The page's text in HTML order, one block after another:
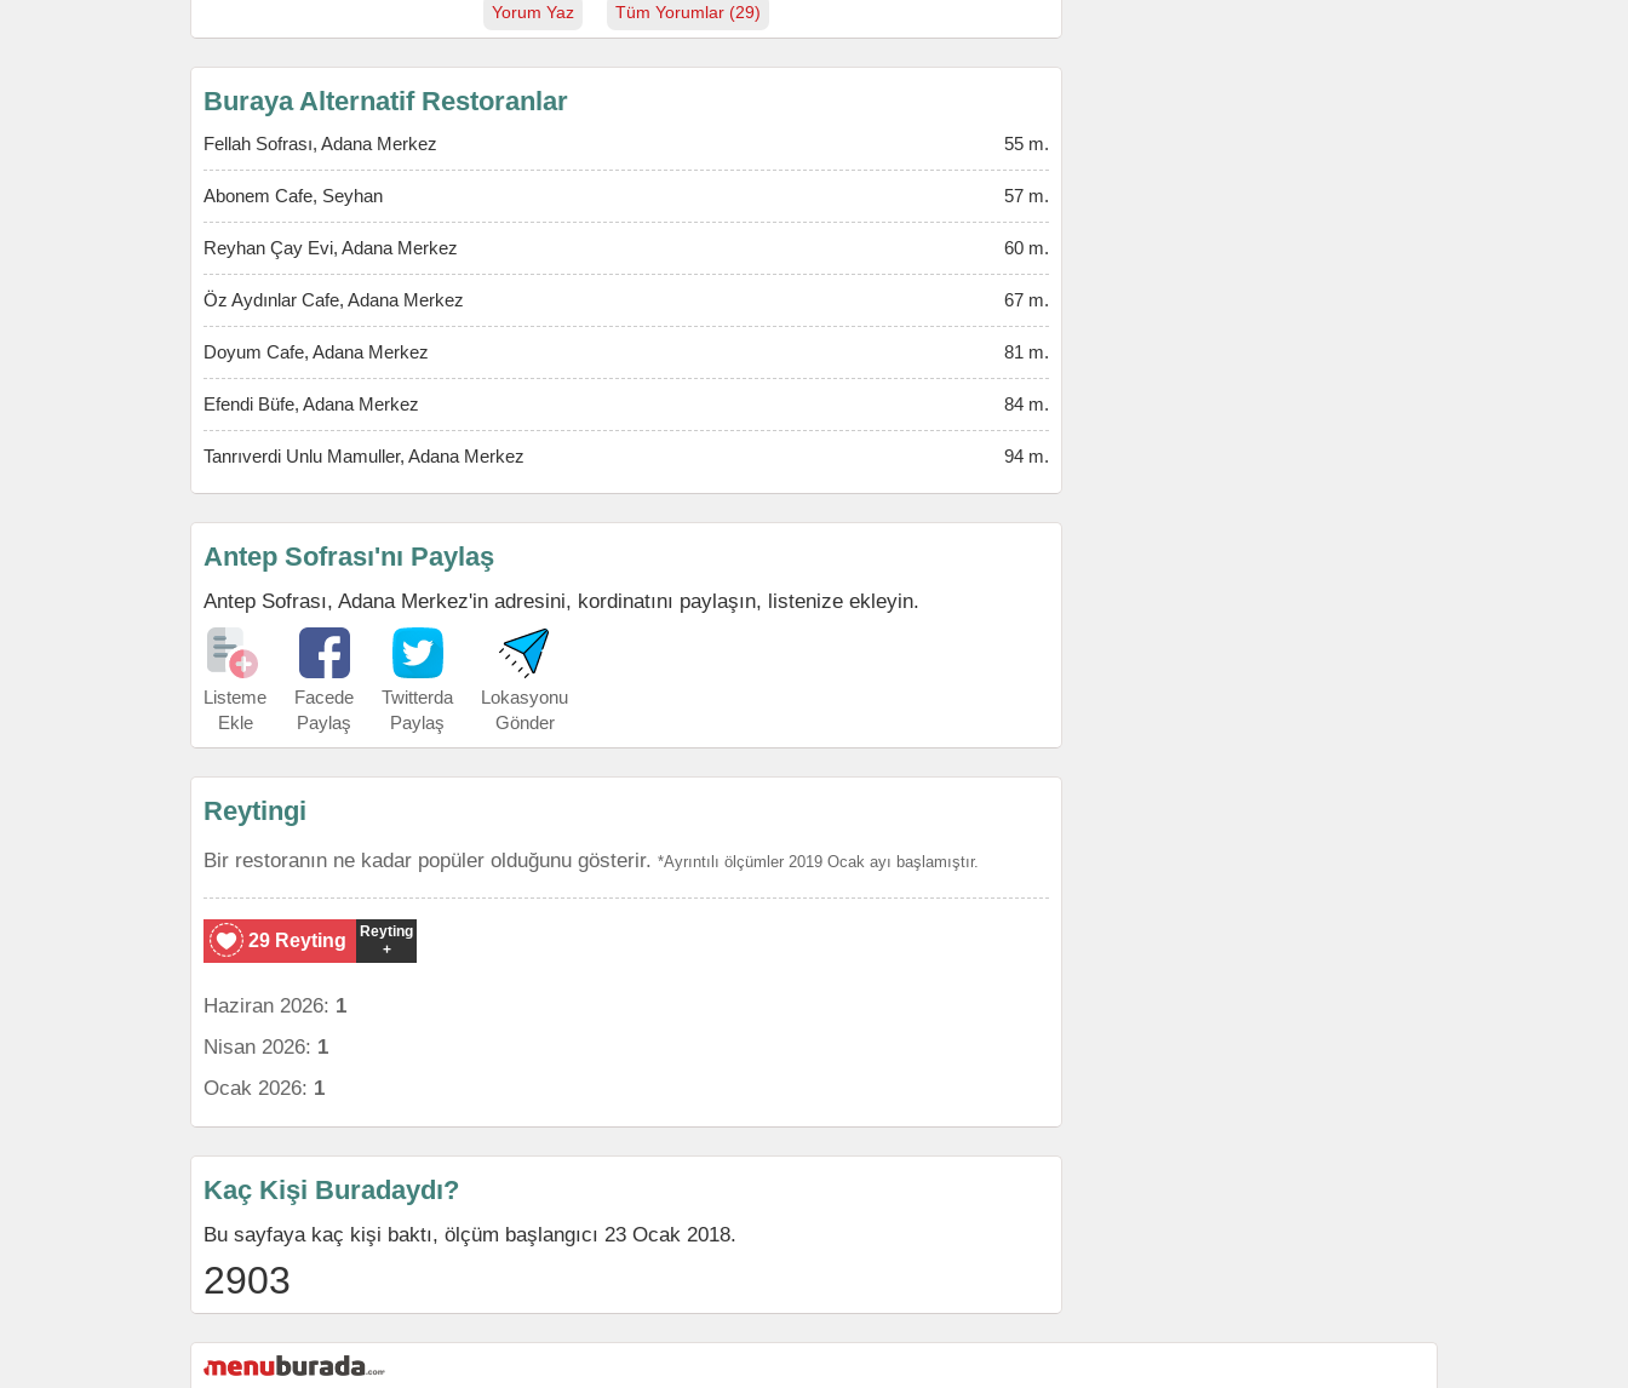
Yorum Yaz Tüm Yorumlar (29)
Buraya Alternatif Restoranlar
Fellah Sofrası, Adana Merkez 55 m.
Abonem Cafe, Seyhan 57 m.
Reyhan Çay Evi, Adana Merkez 60 m.
Öz Aydınlar Cafe, Adana Merkez 67 m.
Doyum Cafe, Adana Merkez 81 m.
Efendi Büfe, Adana Merkez 84 m.
Tanrıverdi Unlu Mamuller, Adana Merkez 94 m.
Antep Sofrası'nı Paylaş
Antep Sofrası, Adana Merkez'in adresini, kordinatını paylaşın, listenize ekleyin.
Listeme
Ekle
Facede
Paylaş
Twitterda
Paylaş
Lokasyonu
Gönder
Reytingi
Bir restoranın ne kadar popüler olduğunu gösterir. *Ayrıntılı ölçümler 2019 Ocak ayı başlamıştır.
29 Reyting
Reyting
+
Haziran 2026: 1
Nisan 2026: 1
Ocak 2026: 1
Kaç Kişi Buradaydı?
Bu sayfaya kaç kişi baktı, ölçüm başlangıcı 23 Ocak 2018.
2903